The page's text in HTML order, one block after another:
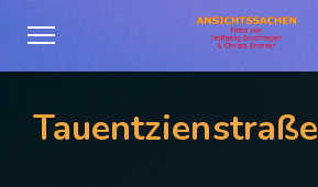
Tauentzienstraße